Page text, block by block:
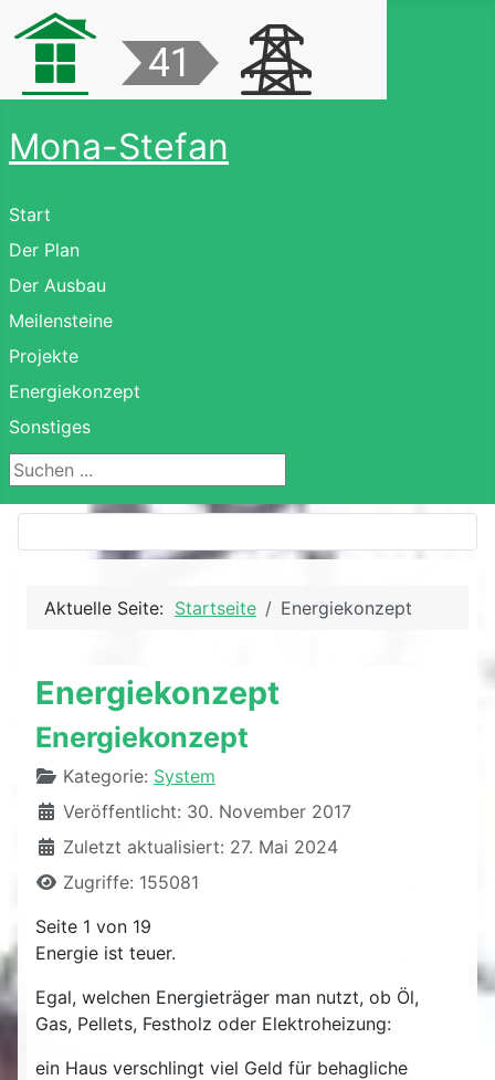
Mona-Stefan
Start
Der Plan
Der Ausbau
Meilensteine
Projekte
Energiekonzept
Sonstiges
Suchen ...
Aktuelle Seite: Startseite Energiekonzept
Energiekonzept
Energiekonzept
DetailsKategorie: System
Veröffentlicht: 30. November 2017
Zuletzt aktualisiert: 27. Mai 2024
Zugriffe: 155081
Seite 1 von 19
Energie ist teuer.
Egal, welchen Energieträger man nutzt, ob Öl,
Gas, Pellets, Festholz oder Elektroheizung:
ein Haus verschlingt viel Geld für behagliche